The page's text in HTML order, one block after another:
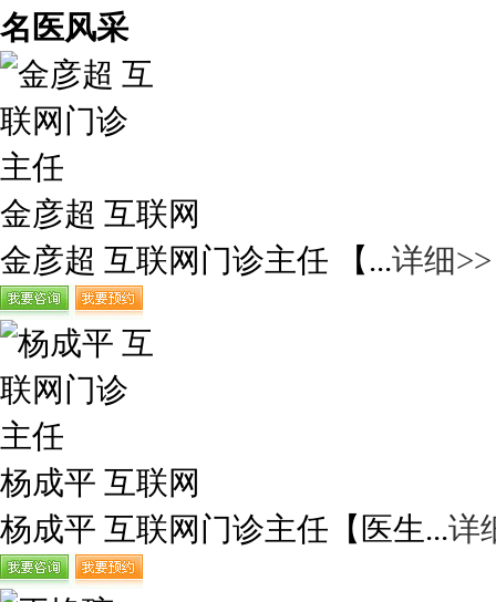
名医风采
金彦超 互联网
金彦超 互联网门诊主任 【...详细>>
杨成平 互联网
杨成平 互联网门诊主任【医生...详